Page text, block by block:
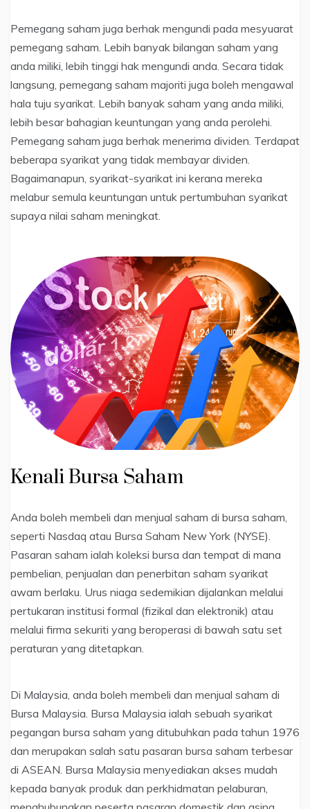
Pemegang saham juga berhak mengundi pada mesyuarat
pemegang saham. Lebih banyak bilangan saham yang
anda miliki, lebih tinggi hak mengundi anda. Secara tidak
langsung, pemegang saham majoriti juga boleh mengawal
hala tuju syarikat. Lebih banyak saham yang anda miliki,
lebih besar bahagian keuntungan yang anda perolehi.
Pemegang saham juga berhak menerima dividen. Terdapat
beberapa syarikat yang tidak membayar dividen.
Bagaimanapun, syarikat-syarikat ini kerana mereka
melabur semula keuntungan untuk pertumbuhan syarikat
supaya nilai saham meningkat.
Kenali Bursa Saham
Anda boleh membeli dan menjual saham di bursa saham,
seperti Nasdaq atau Bursa Saham New York (NYSE).
Pasaran saham ialah koleksi bursa dan tempat di mana
pembelian, penjualan dan penerbitan saham syarikat
awam berlaku. Urus niaga sedemikian dijalankan melalui
pertukaran institusi formal (fizikal dan elektronik) atau
melalui firma sekuriti yang beroperasi di bawah satu set
peraturan yang ditetapkan.
Di Malaysia, anda boleh membeli dan menjual saham di
Bursa Malaysia. Bursa Malaysia ialah sebuah syarikat
pegangan bursa saham yang ditubuhkan pada tahun 1976
dan merupakan salah satu pasaran bursa saham terbesar
di ASEAN. Bursa Malaysia menyediakan akses mudah
kepada banyak produk dan perkhidmatan pelaburan,